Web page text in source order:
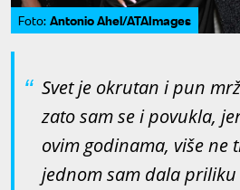
Foto: Antonio Ahel/ATAImages
Svet je okrutan i pun
zato sam se i povukla,
ovim godinama, više ne
jednom sam dala